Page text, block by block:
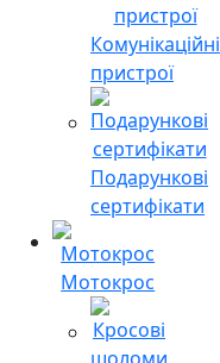
Комунікаційні
пристрої
Подарункові
сертифікати
Мотокрос